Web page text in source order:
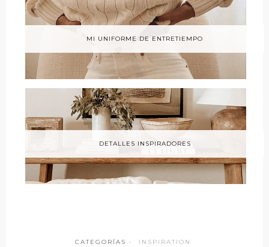
MI UNIFORME DE ENTRETIEMPO
DETALLES INSPIRADORES
CATEGORÍAS · INSPIRATION